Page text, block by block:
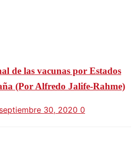
de las vacunas por Estados
(Por Alfredo Jalife-Rahme)
septiembre 30, 2020 0